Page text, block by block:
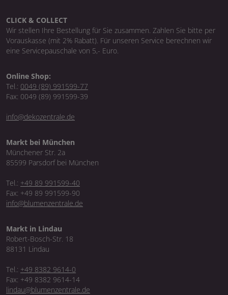
CLICK & COLLECT
Wir stellen Ihre Bestellung für Sie zusammen. Zahlen Sie bitte per
Vorauskasse (mit 2% Rabatt). Für unseren Service berechnen wir
eine Servicepauschale von 5,- Euro.
Online Shop:
Tel.: 0049 (89) 991599-77
Fax: 0049 (89) 991599-39
info@dekozentrale.de
Markt bei München
Münchener Str. 2a
85599 Parsdorf bei München
Tel.: +49 89 991599-40
Fax: +49 89 991599-90
info@blumenzentrale.de
Markt in Lindau
Robert-Bosch-Str. 18
88131 Lindau
Tel.: +49 8382 9614-0
Fax: +49 8382 9614-14
lindau@blumenzentrale.de